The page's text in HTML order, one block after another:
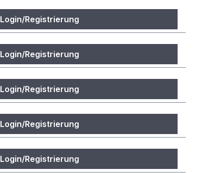
Login/Registrierung
Login/Registrierung
Login/Registrierung
Login/Registrierung
Login/Registrierung